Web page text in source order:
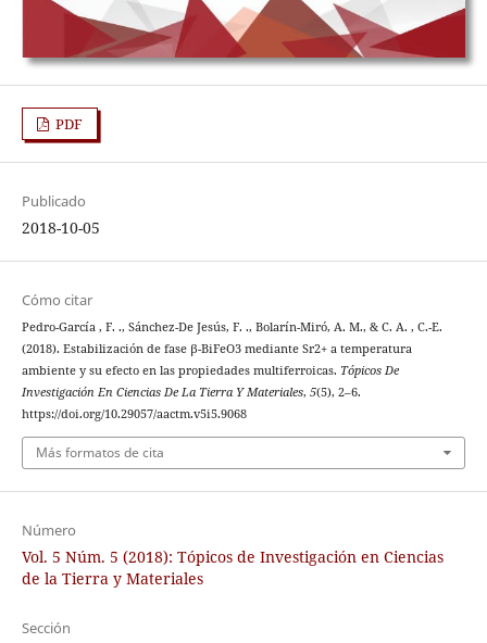
PDF
Publicado
2018-10-05
Cómo citar
Pedro-García , F. ., Sánchez-De Jesús, F. ., Bolarín-Miró, A. M., & C. A. , C.-E.
(2018). Estabilización de fase β-BiFeO3 mediante Sr2+ a temperatura
ambiente y su efecto en las propiedades multiferroicas. Tópicos De
Investigación En Ciencias De La Tierra Y Materiales, 5(5), 2–6.
https://doi.org/10.29057/aactm.v5i5.9068
Más formatos de cita
Número
Vol. 5 Núm. 5 (2018): Tópicos de Investigación en Ciencias
de la Tierra y Materiales
Sección